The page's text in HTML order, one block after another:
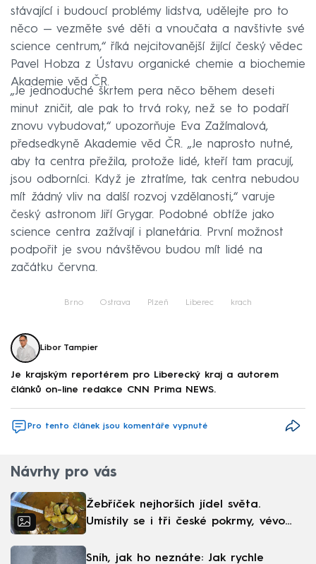
stávající i budoucí problémy lidstva, udělejte pro to
něco — vezměte své děti a vnoučata a navštivte své
science centrum,“ říká nejcitovanější žijící český vědec
Pavel Hobza z Ústavu organické chemie a biochemie
Akademie věd ČR.
„Je jednoduché škrtem pera něco během deseti
minut zničit, ale pak to trvá roky, než se to podaří
znovu vybudovat,“ upozorňuje Eva Zažímalová,
předsedkyně Akademie věd ČR. „Je naprosto nutné,
aby ta centra přežila, protože lidé, kteří tam pracují,
jsou odborníci. Když je ztratíme, tak centra nebudou
mít žádný vliv na další rozvoj vzdělanosti,“ varuje
český astronom Jiří Grygar. Podobné obtíže jako
science centra zažívají i planetária. První možnost
podpořit je svou návštěvou budou mít lidé na
začátku června.
Brno Ostrava Plzeň Liberec krach
Libor Tampier
Je krajským reportérem pro Liberecký kraj a autorem
článků on-line redakce CNN Prima NEWS.
Pro tento článek jsou komentáře vypnuté
Návrhy pro vás
Žebříček nejhorších jídel světa.
Umístily se i tři české pokrmy, vévodí
Sníh, jak ho neznáte: Jak rychle